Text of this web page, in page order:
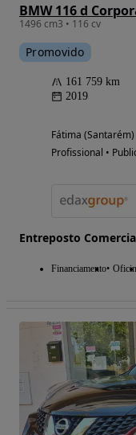
BMW 116 d
1496 cm3 • 116 cv
Promovido
161 759 km
2019
Fátima (Santarém)
Profissional •
Entreposto
Financiamento